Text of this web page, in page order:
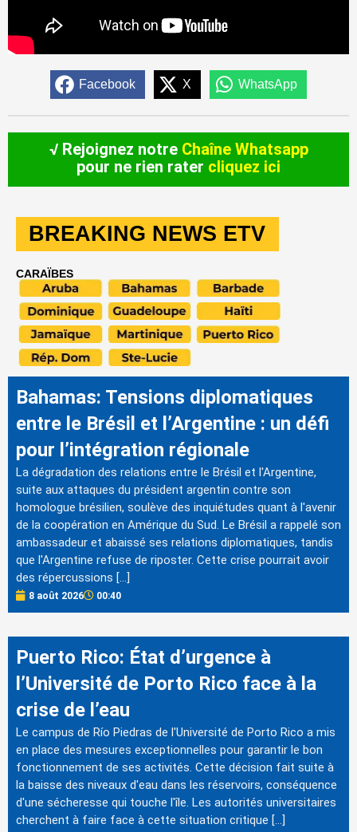
Facebook X WhatsApp
√ Rejoignez notre Chaîne Whatsapp
pour ne rien rater cliquez ici
BREAKING NEWS ETV
CARAÏBES
Bahamas: Tensions diplomatiques
entre le Brésil et l’Argentine : un défi
pour l’intégration régionale
La dégradation des relations entre le Brésil et l'Argentine,
suite aux attaques du président argentin contre son
homologue brésilien, soulève des inquiétudes quant à l'avenir
de la coopération en Amérique du Sud. Le Brésil a rappelé son
ambassadeur et abaissé ses relations diplomatiques, tandis
que l'Argentine refuse de riposter. Cette crise pourrait avoir
des répercussions […]
8 août 2026 00:40
Puerto Rico: État d’urgence à
l’Université de Porto Rico face à la
crise de l’eau
Le campus de Río Piedras de l'Université de Porto Rico a mis
en place des mesures exceptionnelles pour garantir le bon
fonctionnement de ses activités. Cette décision fait suite à
la baisse des niveaux d'eau dans les réservoirs, conséquence
d'une sécheresse qui touche l'île. Les autorités universitaires
cherchent à faire face à cette situation critique […]